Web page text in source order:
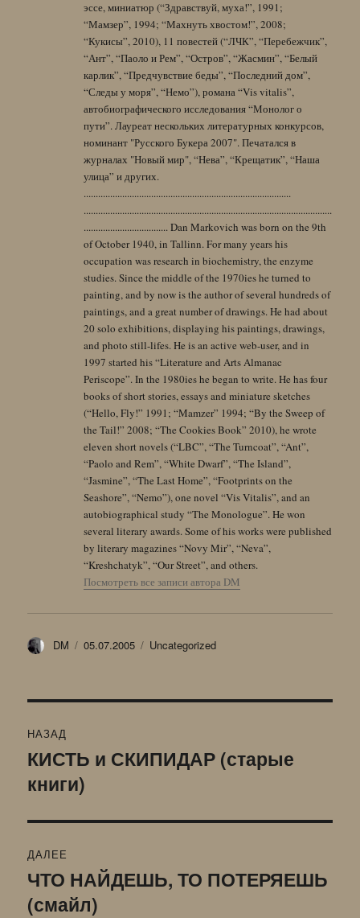
эссе, миниатюр (“Здравствуй, муха!”, 1991;
“Мамзер”, 1994; “Махнуть хвостом!”, 2008;
“Кукисы”, 2010), 11 повестей (“ЛЧК”, “Перебежчик”,
“Ант”, “Паоло и Рем”, “Остров”, “Жасмин”, “Белый
карлик”, “Предчувствие беды”, “Последний дом”,
“Следы у моря”, “Немо”), романа “Vis vitalis”,
автобиографического исследования “Монолог о
пути”. Лауреат нескольких литературных конкурсов,
номинант "Русского Букера 2007". Печатался в
журналах "Новый мир", “Нева”, “Крещатик”, “Наша
улица” и других.
......................................................................................
.......................................................................................................
................................... Dan Markovich was born on the 9th
of October 1940, in Tallinn. For many years his
occupation was research in biochemistry, the enzyme
studies. Since the middle of the 1970ies he turned to
painting, and by now is the author of several hundreds of
paintings, and a great number of drawings. He had about
20 solo exhibitions, displaying his paintings, drawings,
and photo still-lifes. He is an active web-user, and in
1997 started his “Literature and Arts Almanac
Periscope”. In the 1980ies he began to write. He has four
books of short stories, essays and miniature sketches
(“Hello, Fly!” 1991; “Mamzer” 1994; “By the Sweep of
the Tail!” 2008; “The Cookies Book” 2010), he wrote
eleven short novels (“LBC”, “The Turncoat”, “Ant”,
“Paolo and Rem”, “White Dwarf”, “The Island”,
“Jasmine”, “The Last Home”, “Footprints on the
Seashore”, “Nemo”), one novel “Vis Vitalis”, and an
autobiographical study “The Monologue”. He won
several literary awards. Some of his works were published
by literary magazines “Novy Mir”, “Neva”,
“Kreshchatyk”, “Our Street”, and others.
Посмотреть все записи автора DM
Автор
DM Опубликовано
05.07.2005 Рубрики
Uncategorized
по
записям
НАЗАД
Предыдущая
запись:
КИСТЬ и СКИПИДАР (старые
книги)
ДАЛЕЕ
Следующая
запись:
ЧТО НАЙДЕШЬ, ТО ПОТЕРЯЕШЬ
(смайл)